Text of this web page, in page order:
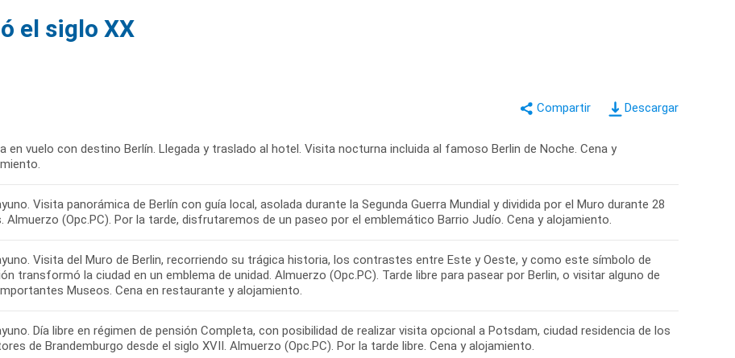
el siglo XX
Descargar
en vuelo con destino Berlín. Llegada y traslado al hotel. Visita nocturna incluida al famoso Berlin de Noche. Cena y
Visita panorámica de Berlín con guía local, asolada durante la Segunda Guerra Mundial y dividida por el Muro durante 28
Almuerzo (Opc.PC). Por la tarde, disfrutaremos de un paseo por el emblemático Barrio Judío. Cena y alojamiento.
Visita del Muro de Berlin, recorriendo su trágica historia, los contrastes entre Este y Oeste, y como este símbolo de
transformó la ciudad en un emblema de unidad. Almuerzo (Opc.PC). Tarde libre para pasear por Berlin, o visitar alguno de
Museos. Cena en restaurante y alojamiento.
Día libre en régimen de pensión Completa, con posibilidad de realizar visita opcional a Potsdam, ciudad residencia de los
de Brandemburgo desde el siglo XVII. Almuerzo (Opc.PC). Por la tarde libre. Cena y alojamiento.